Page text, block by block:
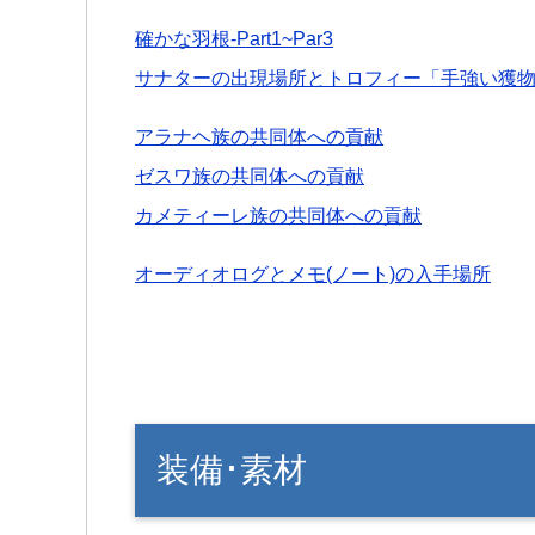
確かな羽根-Part1~Par3
サナターの出現場所とトロフィー「手強い獲
アラナヘ族の共同体への貢献
ゼスワ族の共同体への貢献
カメティーレ族の共同体への貢献
オーディオログとメモ(ノート)の入手場所
装備･素材